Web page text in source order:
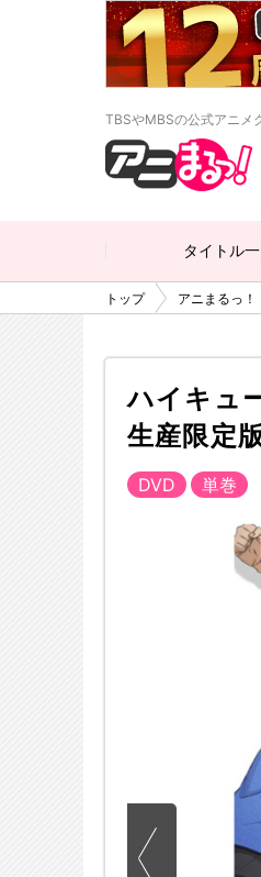
TBSやMBSの公式アニメ
タイトル
トップ アニまるっ！
ハイキュ
生産限定版
DVD 単巻